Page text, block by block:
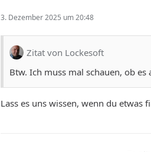
3. Dezember 2025 um 20:48
Zitat von Lockesoft
Btw. Ich muss mal schauen, ob
Lass es uns wissen, wenn du etwas